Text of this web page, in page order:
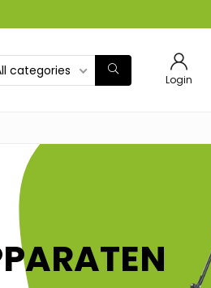
categories
Login